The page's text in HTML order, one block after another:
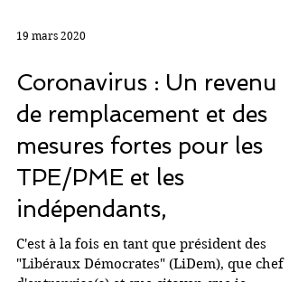
19 mars 2020
Coronavirus : Un revenu
de remplacement et des
mesures fortes pour les
TPE/PME et les
indépendants,